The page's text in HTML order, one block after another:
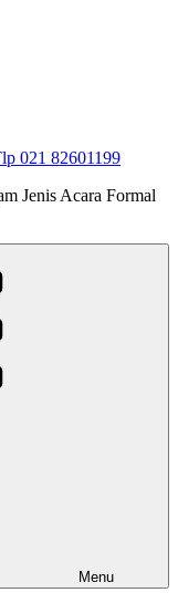
021 82601199
Jenis Acara Formal
Menu